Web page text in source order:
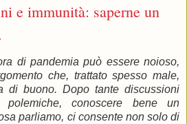
e immunità: saperne un
di pandemia può essere noioso,
che, trattato spesso male,
di buono. Dopo tante discussioni
conoscere bene un
parliamo, ci consente non solo di